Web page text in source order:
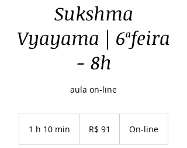
Sukshma
Vyayama | 6ªfeira
- 8h
aula on-line
1 h 10 min
brasileiros
R$ 91 On-line